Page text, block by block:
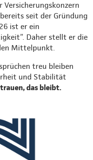
Versicherungskonzern
seit der Gründung
ist er ein
Daher stellt er die
Mittelpunkt.
treu bleiben
und Stabilität
das bleibt.